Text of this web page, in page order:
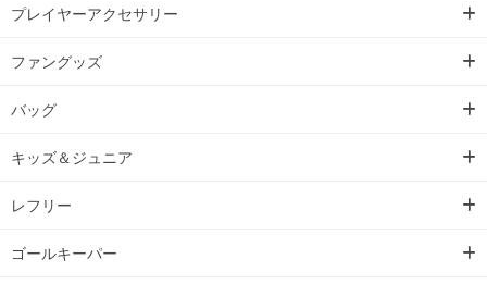
プレイヤーアクセサリー
ファングッズ
バッグ
キッズ＆ジュニア
レフリー
ゴールキーパー